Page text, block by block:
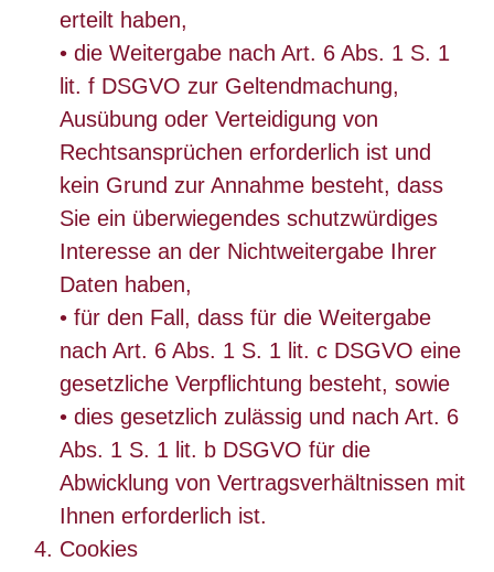
erteilt haben,
• die Weitergabe nach Art. 6 Abs. 1 S. 1
lit. f DSGVO zur Geltendmachung,
Ausübung oder Verteidigung von
Rechtsansprüchen erforderlich ist und
kein Grund zur Annahme besteht, dass
Sie ein überwiegendes schutzwürdiges
Interesse an der Nichtweitergabe Ihrer
Daten haben,
• für den Fall, dass für die Weitergabe
nach Art. 6 Abs. 1 S. 1 lit. c DSGVO eine
gesetzliche Verpflichtung besteht, sowie
• dies gesetzlich zulässig und nach Art. 6
Abs. 1 S. 1 lit. b DSGVO für die
Abwicklung von Vertragsverhältnissen mit
Ihnen erforderlich ist.
Cookies